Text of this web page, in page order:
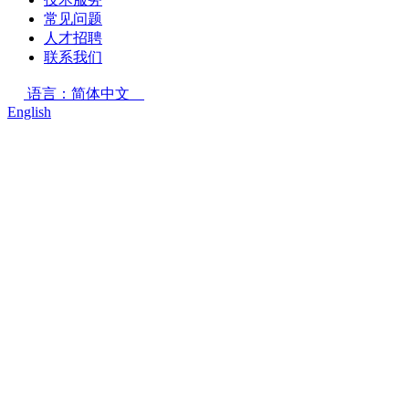
常见问题
人才招聘
联系我们
语言：简体中文
English